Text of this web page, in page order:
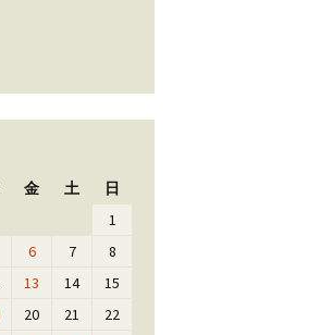
金 土 日
1
6 7
8
13 14
15
20 21
22